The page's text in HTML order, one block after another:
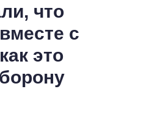
ОБЩЕСТВО
МИР
ВИДЕО
что
с
это